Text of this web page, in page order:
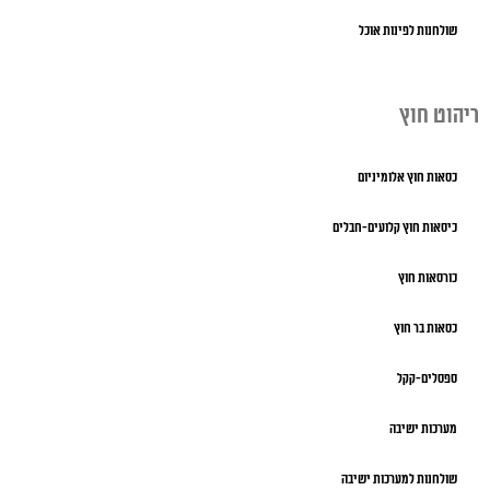
שולחנות לפינות אוכל
ריהוט חוץ
כסאות חוץ אלומיניום
כיסאות חוץ קלועים-חבלים
כורסאות חוץ
כסאות בר חוץ
ספסלים-קקל
מערכות ישיבה
שולחנות למערכות ישיבה